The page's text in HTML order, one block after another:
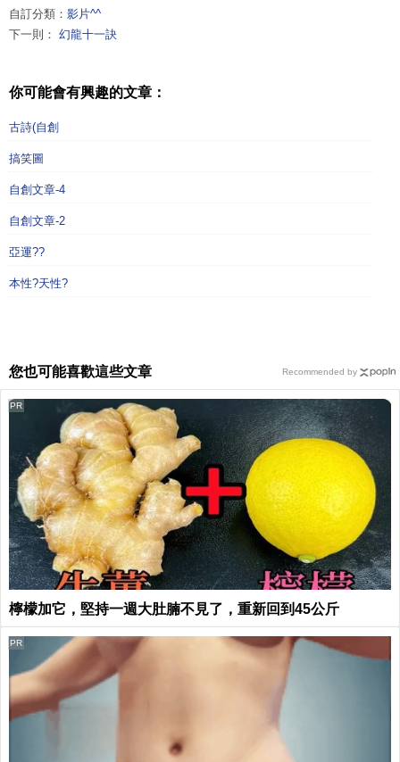
自訂分類： 影片^^
下一則： 幻龍十一訣
你可能會有興趣的文章：
古詩(自創
搞笑圖
自創文章-4
自創文章-2
亞運??
本性?天性?
您也可能喜歡這些文章
檸檬加它，堅持一週大肚腩不見了，重新回到45公斤
PR
PR
Recommended by